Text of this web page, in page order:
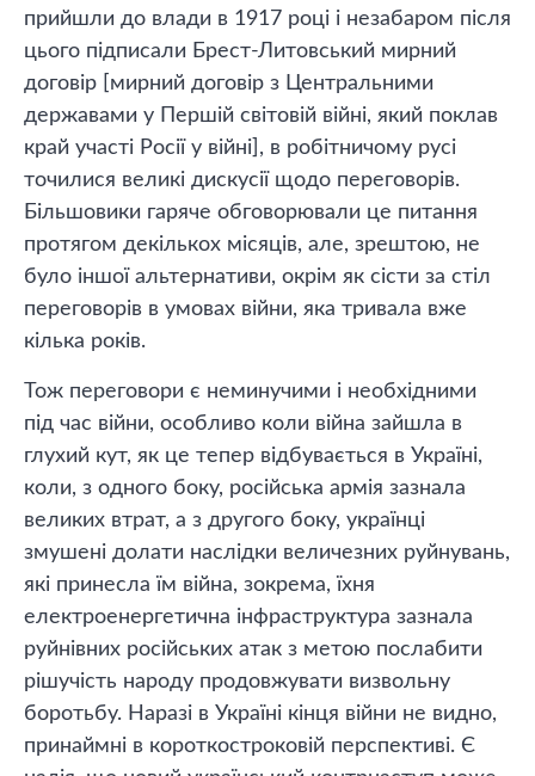
прийшли до влади в 1917 році і незабаром після
цього підписали Брест-Литовський мирний
договір [мирний договір з Центральними
державами у Першій світовій війні, який поклав
край участі Росії у війні], в робітничому русі
точилися великі дискусії щодо переговорів.
Більшовики гаряче обговорювали це питання
протягом декількох місяців, але, зрештою, не
було іншої альтернативи, окрім як сісти за стіл
переговорів в умовах війни, яка тривала вже
кілька років.
Тож переговори є неминучими і необхідними
під час війни, особливо коли війна зайшла в
глухий кут, як це тепер відбувається в Україні,
коли, з одного боку, російська армія зазнала
великих втрат, а з другого боку, українці
змушені долати наслідки величезних руйнувань,
які принесла їм війна, зокрема, їхня
електроенергетична інфраструктура зазнала
руйнівних російських атак з метою послабити
рішучість народу продовжувати визвольну
боротьбу. Наразі в Україні кінця війни не видно,
принаймні в короткостроковій перспективі. Є